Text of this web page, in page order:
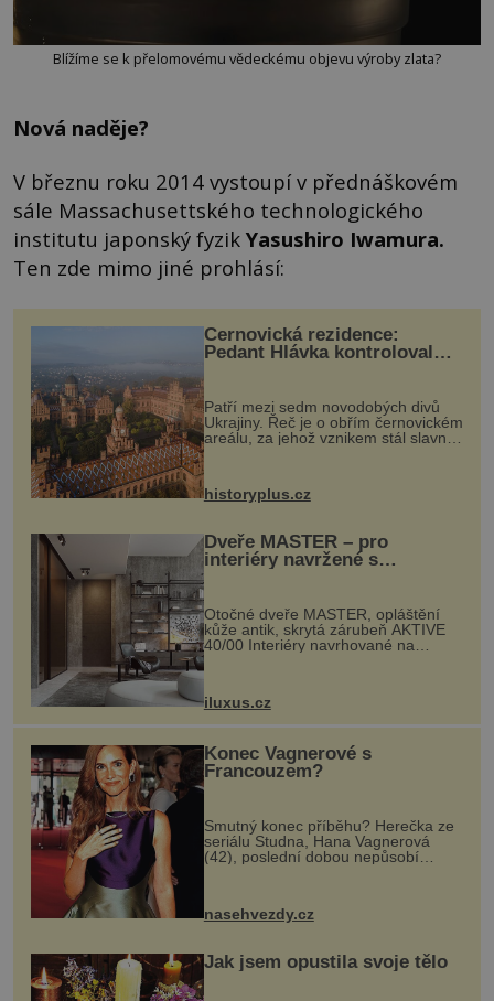
Blížíme se k přelomovému vědeckému objevu výroby zlata?
Nová naděje?
V březnu roku 2014 vystoupí v přednáškovém
sále Massachusettského technologického
institutu japonský fyzik Yasushiro Iwamura.
Ten zde mimo jiné prohlásí:
Černovická rezidence:
Pedant Hlávka kontroloval
Patří mezi sedm novodobých divů
Ukrajiny. Řeč je o obřím černovickém
areálu, za jehož vznikem stál slavný
český architekt Josef Hlávka. Ten si
na něm dal mimořádně záležet. Jeho
stavební plány by při ...
historyplus.cz
Dveře MASTER – pro
interiéry navržené s
rozumem i vášní!
Otočné dveře MASTER, opláštění
kůže antik, skrytá zárubeň AKTIVE
40/00 Interiéry navrhované na
zakázku často vyžadují atypické
rozměry nejen nábytku, ale i
dnes umož...
iluxus.cz
Konec Vagnerové s
Francouzem?
Smutný konec příběhu? Herečka ze
seriálu Studna, Hana Vagnerová
(42), poslední dobou nepůsobí
nasehvezdy.cz
Jak jsem opustila svoje tělo